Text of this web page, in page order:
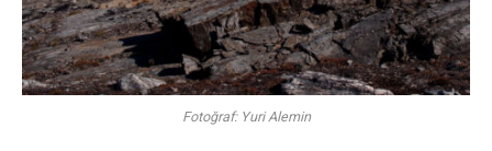
Fotoğraf: Yuri Alemin